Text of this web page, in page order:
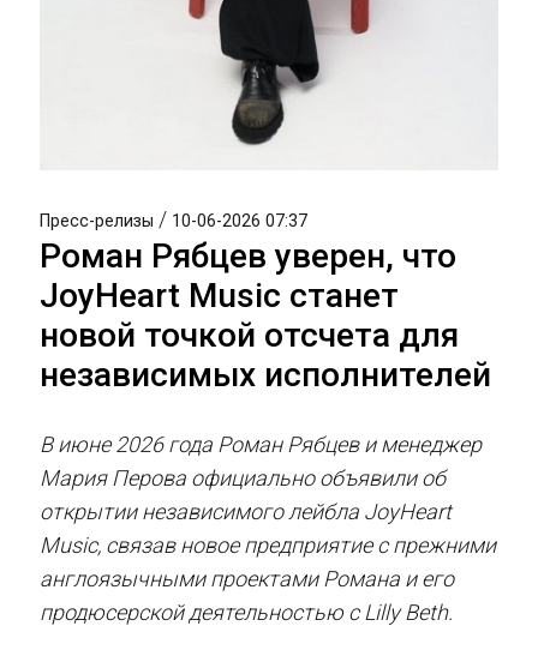
Пресс-релизы / 10-06-2026 07:37
Роман Рябцев уверен, что
JoyHeart Music станет
новой точкой отсчета для
независимых исполнителей
В июне 2026 года Роман Рябцев и менеджер
Мария Перова официально объявили об
открытии независимого лейбла JoyHeart
Music, связав новое предприятие с прежними
англоязычными проектами Романа и его
продюсерской деятельностью с Lilly Beth.